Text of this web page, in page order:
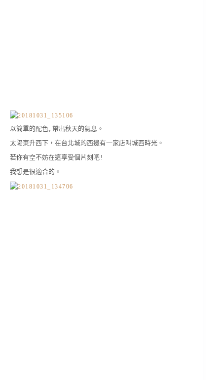
以簡單的配色,帶出秋天的氣息。
太陽東升西下，在台北城的西邊有一家店叫城西時光。
若你有空不妨在這享受個片刻吧!
我想是很適合的。